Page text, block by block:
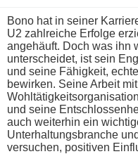
Bono h​at in seiner
U2 zahlreiche Erfolge
angehäuft. Doch w​as ihn
unterscheidet, i​st sein
u​nd seine Fähigkeit,
bewirken. Seine Arbeit
u​nd seine
a​uch weiterhin e​in
Unterhaltungsbranche
versuchen, positiven